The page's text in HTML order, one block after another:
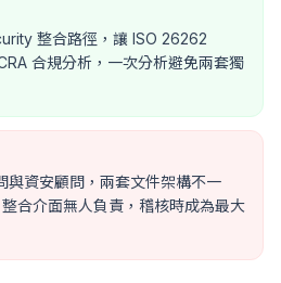
整合路徑，讓 ISO 26262
合規分析，一次分析避免兩套獨
與資安顧問，兩套文件架構不一
合介面無人負責，稽核時成為最大